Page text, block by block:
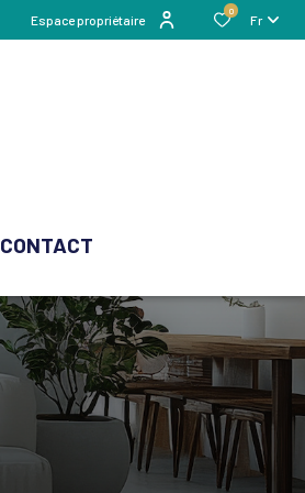
Espace propriétaire
0
Fr
CONTACT